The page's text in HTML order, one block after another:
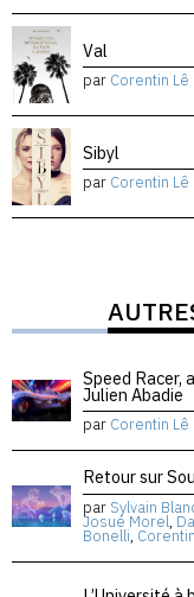
Val
par Corentin Lê
Sibyl
par Corentin Lê
Speed Racer,
Julien Abadie
par Corentin Lê
Retour sur
par Sylvain
Josué Morel,
Bonelli,